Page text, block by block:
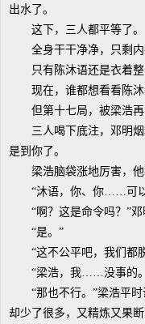
出水了。
这下，三人都平等了。
全身干干净净，只剩内
只有陈沐语还是衣着整
现在，谁都想看看陈沐
但第十七局，被梁浩再
三人喝下底注，邓明烟
是到你了。
梁浩脑袋涨地厉害，他
“沐语，你、你……可以
“啊？这是命令吗？”邓
“是。”
“这不公平吧，我们都脱
“梁浩，我……没事的。”
“那也不行。”梁浩平时
却少了很多，又精炼又果